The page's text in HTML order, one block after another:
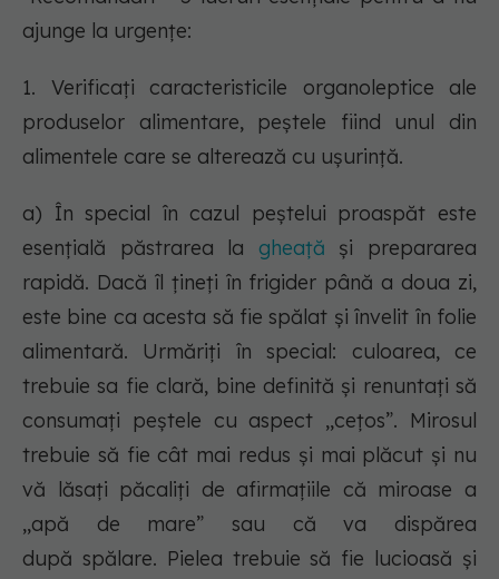
ajunge la urgențe:
1. Verificaţi caracteristicile organoleptice ale
produselor alimentare, peştele fiind unul din
alimentele care se alterează cu uşurință.
a) În special în cazul peştelui proaspăt este
esențială păstrarea la gheaţă şi prepararea
rapidă. Dacă îl ţineți în frigider până a doua zi,
este bine ca acesta să fie spălat şi învelit în folie
alimentară. Urmăriţi în special: culoarea, ce
trebuie sa fie clară, bine definită şi renuntaţi să
consumaţi peştele cu aspect ,,ceţos”. Mirosul
trebuie să fie cât mai redus şi mai plăcut şi nu
vă lăsați păcaliţi de afirmaţiile că miroase a
,,apă de mare” sau că va dispărea
după spălare. Pielea trebuie să fie lucioasă şi